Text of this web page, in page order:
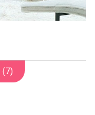
(7)